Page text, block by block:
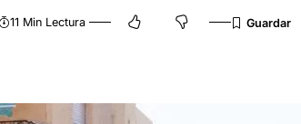
11 Min Lectura